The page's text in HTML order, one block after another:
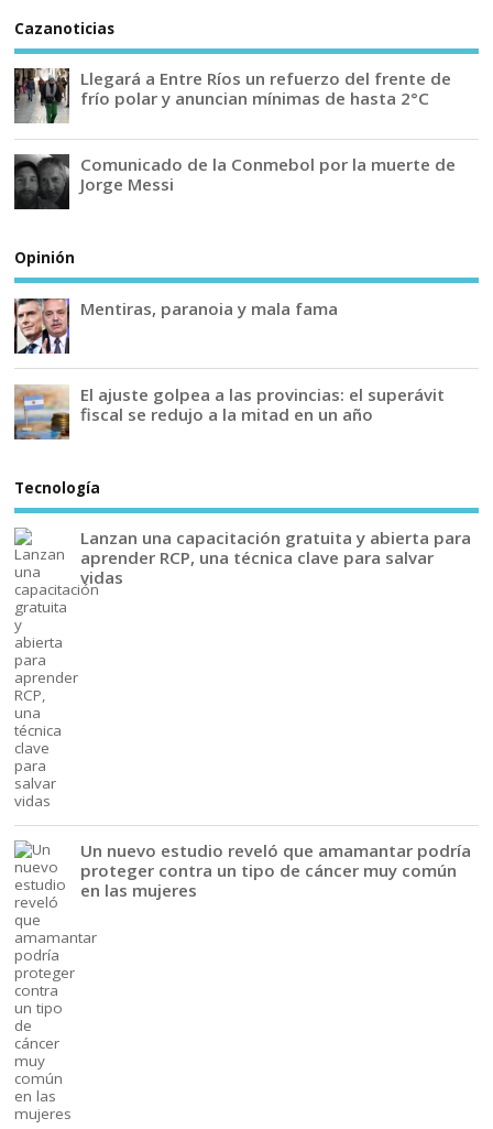
Cazanoticias
Llegará a Entre Ríos un refuerzo del frente de
frío polar y anuncian mínimas de hasta 2°C
Comunicado de la Conmebol por la muerte de
Jorge Messi
Opinión
Mentiras, paranoia y mala fama
El ajuste golpea a las provincias: el superávit
fiscal se redujo a la mitad en un año
Tecnología
Lanzan una capacitación gratuita y abierta para
aprender RCP, una técnica clave para salvar
vidas
Un nuevo estudio reveló que amamantar podría
proteger contra un tipo de cáncer muy común
en las mujeres